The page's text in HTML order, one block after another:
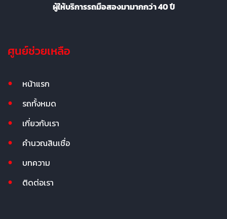
ผู้ให้บริการรถมือสองมามากกว่า 40 ปี
ศูนย์ช่วยเหลือ
หน้าแรก
รถทั้งหมด
เกี่ยวกับเรา
คำนวณสินเชื่อ
บทความ
ติดต่อเรา